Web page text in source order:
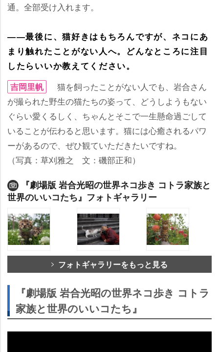
通。全部受け入れます。
――最後に、猫好きはもちろんですが、ネコにあ
まり触れたことがない人へ。どんなところに注目
したらいいか教えてください。
吉岡里帆
猫を飼ったことがない人でも、岩合さん
が撮られた野生の猫たちの姿って、どうしようもない
ぐらい愛くるしく、ちゃんとそこで一生懸命過ごして
いることが伝わると思います。猫には心癒されるパワ
ーがあるので、ぜひ観ていただきたいですね。
（写真：草刈雅之 文：磯部正和）
『劇場版 岩合光昭の世界ネコ歩き コトラ家族と
世界のいいコたち』フォトギャラリー
フォトギャラリーをもっと見る
『劇場版 岩合光昭の世界ネコ歩き コトラ
家族と世界のいいコたち』